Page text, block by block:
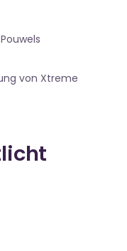
von Xtreme